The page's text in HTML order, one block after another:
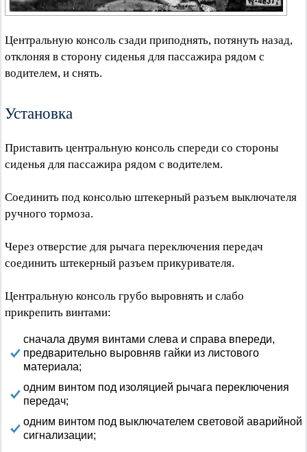
Центральную консоль сзади приподнять, потянуть назад,
отклоняя в сторону сиденья для пассажира рядом с
водителем, и снять.
Установка
Приставить центральную консоль спереди со стороны
сиденья для пассажира рядом с водителем.
Соединить под консолью штекерный разъем выключателя
ручного тормоза.
Через отверстие для рычага переключения передач
соединить штекерный разъем прикуривателя.
Центральную консоль грубо выровнять и слабо
прикрепить винтами:
сначала двумя винтами слева и справа впереди,
предварительно выровняв гайки из листового
материала;
одним винтом под изоляцией рычага переключения
передач;
одним винтом под выключателем световой аварийной
сигнализации;